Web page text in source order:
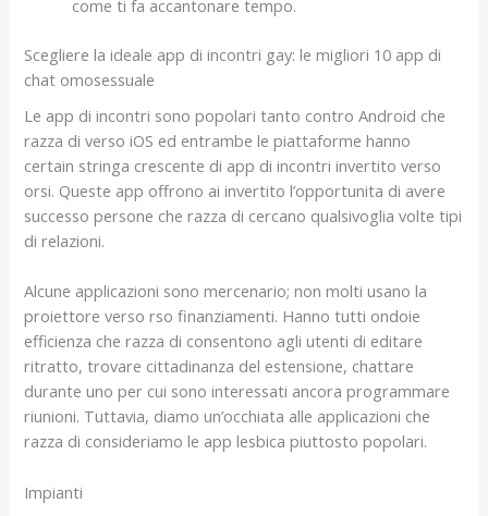
come ti fa accantonare tempo.
Scegliere la ideale app di incontri gay: le migliori 10 app di
chat omosessuale
Le app di incontri sono popolari tanto contro Android che
razza di verso iOS ed entrambe le piattaforme hanno
certain stringa crescente di app di incontri invertito verso
orsi. Queste app offrono ai invertito l’opportunita di avere
successo persone che razza di cercano qualsivoglia volte tipi
di relazioni.
Alcune applicazioni sono mercenario; non molti usano la
proiettore verso rso finanziamenti. Hanno tutti ondoie
efficienza che razza di consentono agli utenti di editare
ritratto, trovare cittadinanza del estensione, chattare
durante uno per cui sono interessati ancora programmare
riunioni. Tuttavia, diamo un’occhiata alle applicazioni che
razza di consideriamo le app lesbica piuttosto popolari.
Impianti